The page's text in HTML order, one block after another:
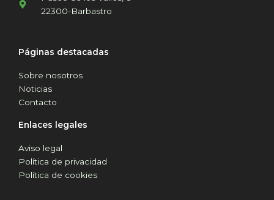
22300-Barbastro
Páginas destacadas
Sobre nosotros
Noticias
Contacto
Enlaces legales
Aviso legal
Política de privacidad
Política de cookies